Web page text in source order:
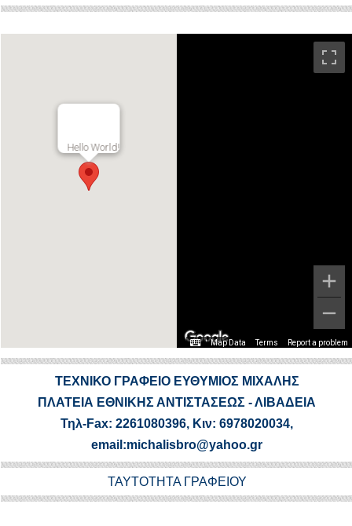
Hello World!
Map Data Terms Report a problem
ΤΕΧΝΙΚΟ ΓΡΑΦΕΙΟ ΕΥΘΥΜΙΟΣ ΜΙΧΑΛΗΣ
ΠΛΑΤΕΙΑ ΕΘΝΙΚΗΣ ΑΝΤΙΣΤΑΣΕΩΣ - ΛΙΒΑΔΕΙΑ
Τηλ-Fax: 2261080396, Κιν: 6978020034,
email:michalisbro@yahoo.gr
ΤΑΥΤΟΤΗΤΑ ΓΡΑΦΕΙΟΥ